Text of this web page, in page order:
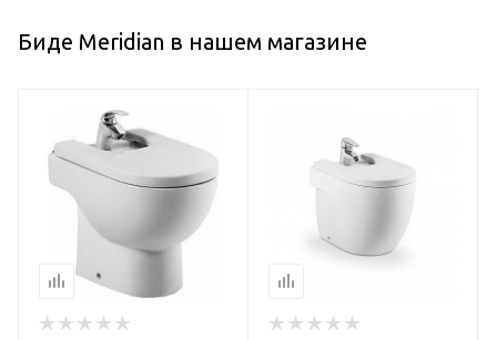
Биде Meridian в нашем магазине